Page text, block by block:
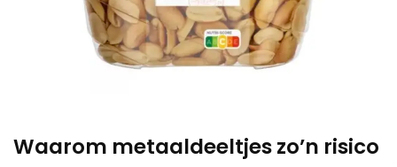
Waarom metaaldeeltjes zo’n risico